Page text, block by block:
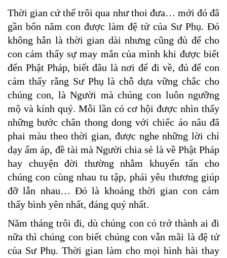
Thời gian cứ thế trôi qua như thoi đưa… mới đó đã
gần bốn năm con được làm đệ tử của Sư Phụ. Đó
không hẳn là thời gian dài nhưng cũng đủ để cho
con cảm thấy sự may mắn của mình khi được biết
đến Phật Pháp, biết đâu là nơi để đi về, đủ để con
cảm thấy rằng Sư Phụ là chỗ dựa vững chắc cho
chúng con, là Người mà chúng con luôn ngưỡng
mộ và kính quý. Mỗi lần có cơ hội được nhìn thấy
những bước chân thong dong với chiếc áo nâu đã
phai màu theo thời gian, được nghe những lời chỉ
dạy ấm áp, đề tài mà Người chia sẻ là về Phật Pháp
hay chuyện đời thường nhằm khuyến tấn cho
chúng con cùng nhau tu tập, phải yêu thương giúp
đỡ lẫn nhau… Đó là khoảng thời gian con cảm
thấy bình yên nhất, đáng quý nhất.
Năm tháng trôi đi, dù chúng con có trở thành ai đi
nữa thì chúng con biết chúng con vẫn mãi là đệ tử
của Sư Phụ. Thời gian làm cho mọi hình hài thay